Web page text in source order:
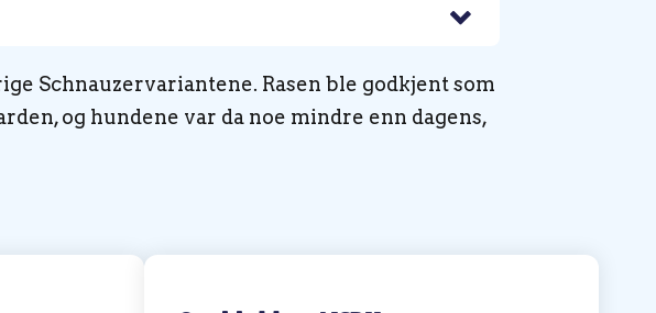
Schnauzervariantene. Rasen ble godkjent som
og hundene var da noe mindre enn dagens,